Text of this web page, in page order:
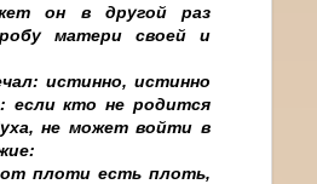
он в другой раз
матери своей и
истинно, истинно
если кто не родится
не может войти в
от плоти есть плоть,